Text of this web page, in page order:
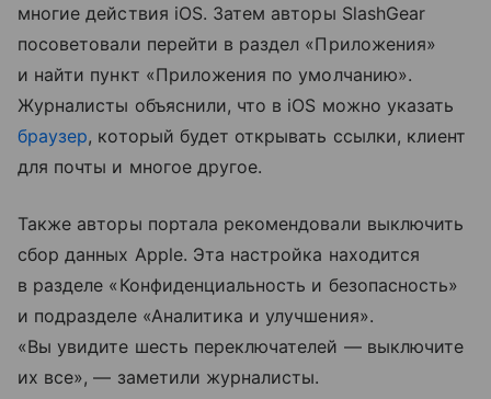
многие действия iOS. Затем авторы SlashGear
посоветовали перейти в раздел «Приложения»
и найти пункт «Приложения по умолчанию».
Журналисты объяснили, что в iOS можно указать
браузер, который будет открывать ссылки, клиент
для почты и многое другое.
Также авторы портала рекомендовали выключить
сбор данных Apple. Эта настройка находится
в разделе «Конфиденциальность и безопасность»
и подразделе «Аналитика и улучшения».
«Вы увидите шесть переключателей — выключите
их все», — заметили журналисты.